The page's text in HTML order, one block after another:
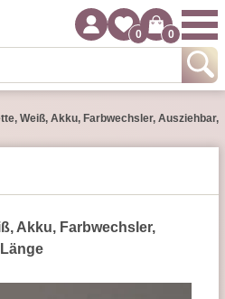
0 0
Weiß, Akku, Farbwechsler, Ausziehbar,
Akku, Farbwechsler,